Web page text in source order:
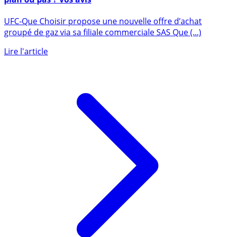
Offre achat groupé de Gaz via UFC-Que Choisir, bon
plan ou pas ? Vos avis
groupé de gaz via sa filiale commerciale SAS Que (...)